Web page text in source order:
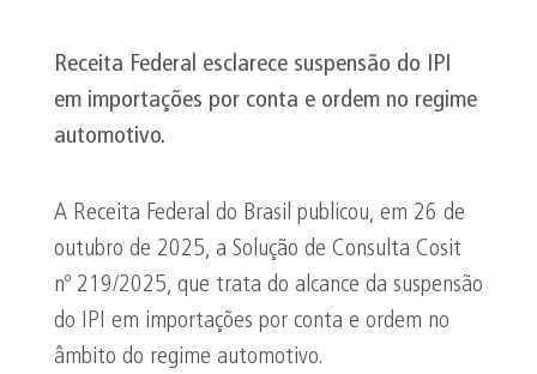
Receita Federal esclarece suspensão do IPI
em importações por conta e ordem no regime
automotivo.
A Receita Federal do Brasil publicou, em 26 de
outubro de 2025, a Solução de Consulta Cosit
nº 219/2025, que trata do alcance da suspensão
do IPI em importações por conta e ordem no
âmbito do regime automotivo.